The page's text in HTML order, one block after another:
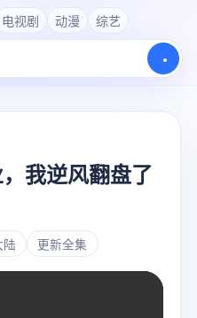
电视剧 动漫 综艺
我逆风翻盘了
陆 更新全集